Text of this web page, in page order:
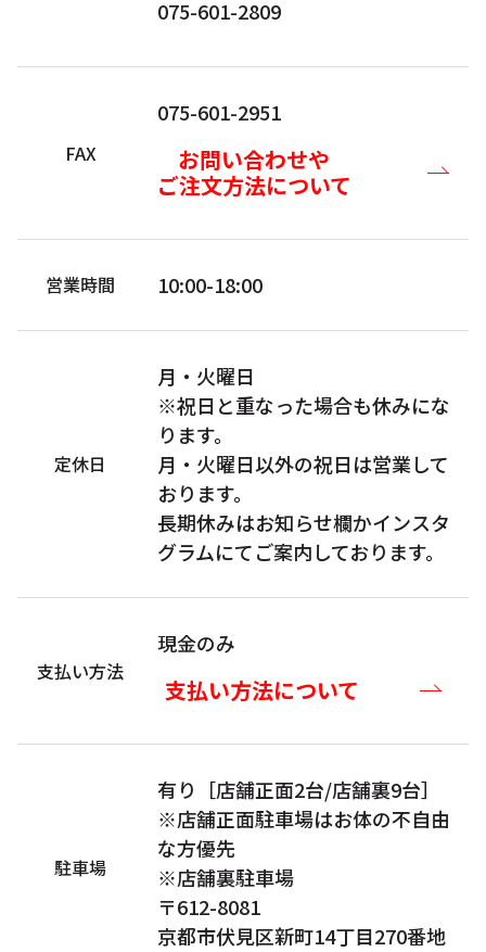
075-601-2809
FAX
075-601-2951
お問い合わせや
ご注文方法について
営業時間 10:00-18:00
定休日
月・火曜日
※祝日と重なった場合も休みにな
ります。
月・火曜日以外の祝日は営業して
おります。
長期休みはお知らせ欄かインスタ
グラムにてご案内しております。
支払い方法
現金のみ
支払い方法について
駐車場
有り［店舗正面2台/店舗裏9台］
※店舗正面駐車場はお体の不自由
な方優先
※店舗裏駐車場
〒612-8081
京都市伏見区新町14丁目270番地